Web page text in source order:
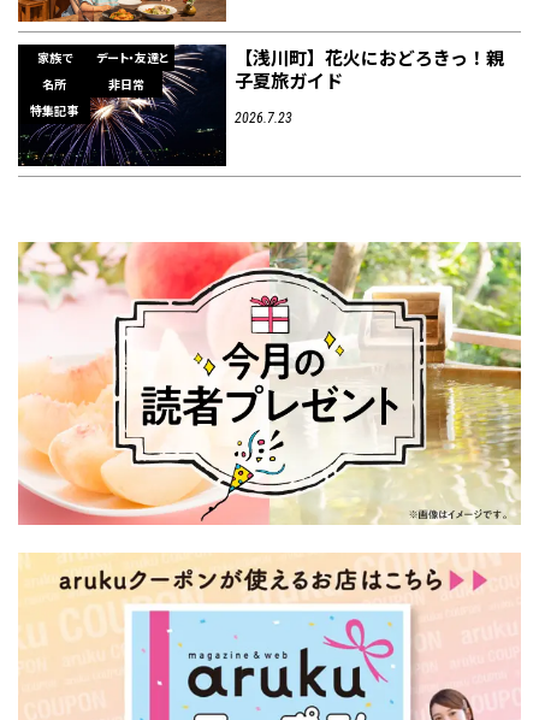
家族で
デート・友達と
名所
非日常
特集記事
【浅川町】花火におどろきっ！親
子夏旅ガイド
2026.7.23